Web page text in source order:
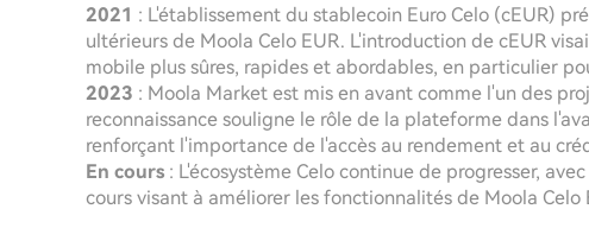
2021 : L'établissement du stablecoin Euro Celo (cEUR)
ultérieurs de Moola Celo EUR. L'introduction de cEUR
mobile plus sûres, rapides et abordables, en particulier
2023 : Moola Market est mis en avant comme l'un des
reconnaissance souligne le rôle de la plateforme dans
renforçant l'importance de l'accès au rendement et au
En cours : L'écosystème Celo continue de progresser,
cours visant à améliorer les fonctionnalités de Moola Celo